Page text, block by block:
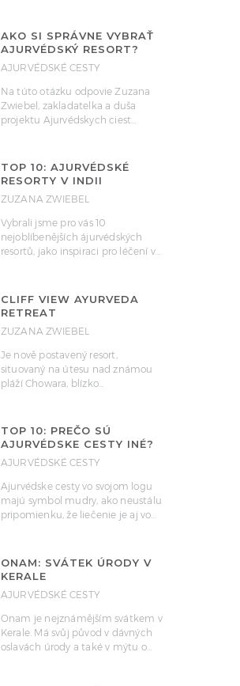
AKO SI SPRÁVNE VYBRAŤ
AJURVÉDSKÝ RESORT?
AJURVÉDSKÉ CESTY
Na túto otázku odpovie Zuzana
Zwiebel, zakladatelka a duša
projektu Ajurvédskych ciest…
TOP 10: AJURVÉDSKÉ
RESORTY V INDII
ZUZANA ZWIEBEL
Vybrali jsme pro vás 10
nejoblíbenějších ájurvédských
resortů, jako inspiraci pro léčení v…
CLIFF VIEW AYURVEDA
RETREAT
ZUZANA ZWIEBEL
Je nově postavený resort,
situovaný na útesu nad známou
pláží Chowara, blízko…
TOP 10: PREČO SÚ
AJURVÉDSKE CESTY INÉ?
AJURVÉDSKÉ CESTY
Ajurvédske cesty vo svojom logu
majú symbol mudry, ako neustálu
pripomienku, že liečenie je aj vo…
ONAM: SVÁTEK ÚRODY V
KERALE
AJURVÉDSKÉ CESTY
Onam je nejznámějším svátkem v
Kerale. Má svůj původ v dávných
oslavách úrody a také v mýtu o…